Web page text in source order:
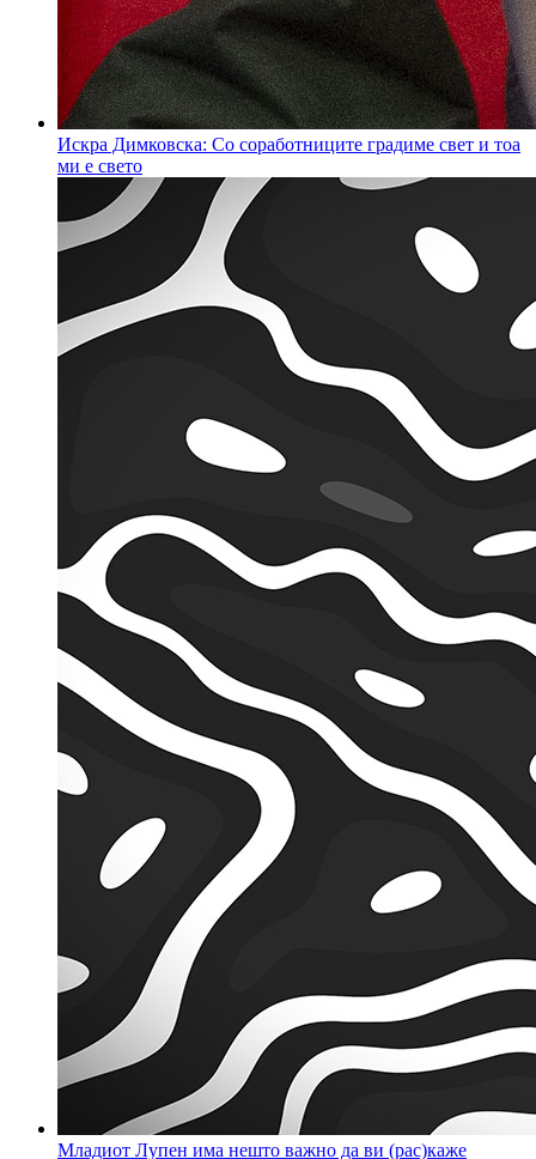
Искра Димковска: Со соработниците градиме свет и тоа
ми е свето
Младиот Лупен има нешто важно да ви (рас)каже